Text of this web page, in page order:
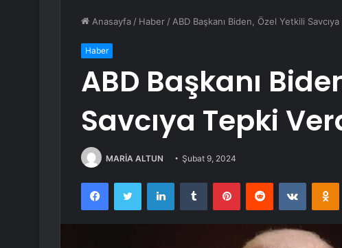
Anasayfa / Haber / ABD Başkanı Biden, Özel Yetkili
Haber
ABD Başkanı
Savcıya Tepki
MARİA ALTUN Şubat 9, 2024
FacebookTwitter LinkedInTumblr PinterestReddit